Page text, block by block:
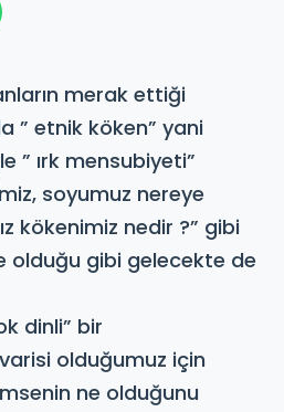
merak ettiği
” etnik köken” yani
” ırk mensubiyeti”
soyumuz nereye
kökenimiz nedir ?” gibi
olduğu gibi gelecekte de
dinli” bir
olduğumuz için
ne olduğunu